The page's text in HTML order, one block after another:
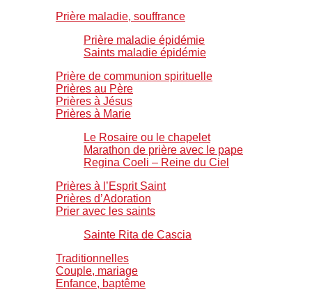
Prière maladie, souffrance
Prière maladie épidémie
Saints maladie épidémie
Prière de communion spirituelle
Prières au Père
Prières à Jésus
Prières à Marie
Le Rosaire ou le chapelet
Marathon de prière avec le pape
Regina Coeli – Reine du Ciel
Prières à l’Esprit Saint
Prières d’Adoration
Prier avec les saints
Sainte Rita de Cascia
Traditionnelles
Couple, mariage
Enfance, baptême